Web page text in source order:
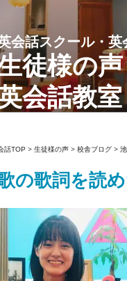
会話スクール・英
徒様の
会話教室
話TOP > 生徒様の声 > 校舎ブログ >
の歌詞を読